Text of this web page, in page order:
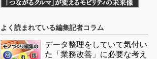
よく読まれている編集記者コラム
データ整理をしていて気付い
た「業務改善」に必要な考え